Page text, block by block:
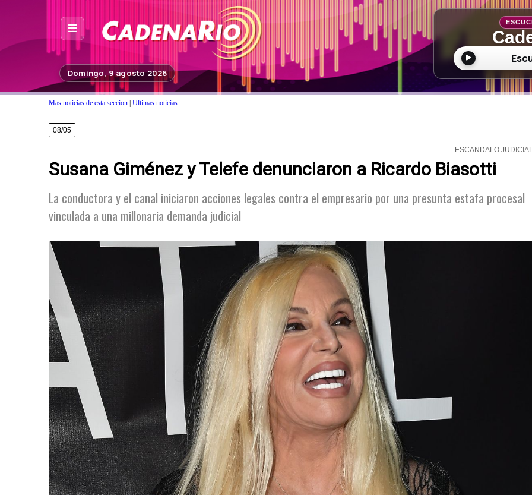
Noticias
Fuera de Foco
Programación
Contacto
Domingo, 9 agosto 2026
Mas noticias de esta seccion Ultimas noticias
08/05
ESCANDALO
Susana Giménez y Telefe denunciaron a Ricardo Biasotti
La conductora y el canal iniciaron acciones legales contra el empresario por una presunta estafa procesal
vinculada a una millonaria demanda judicial